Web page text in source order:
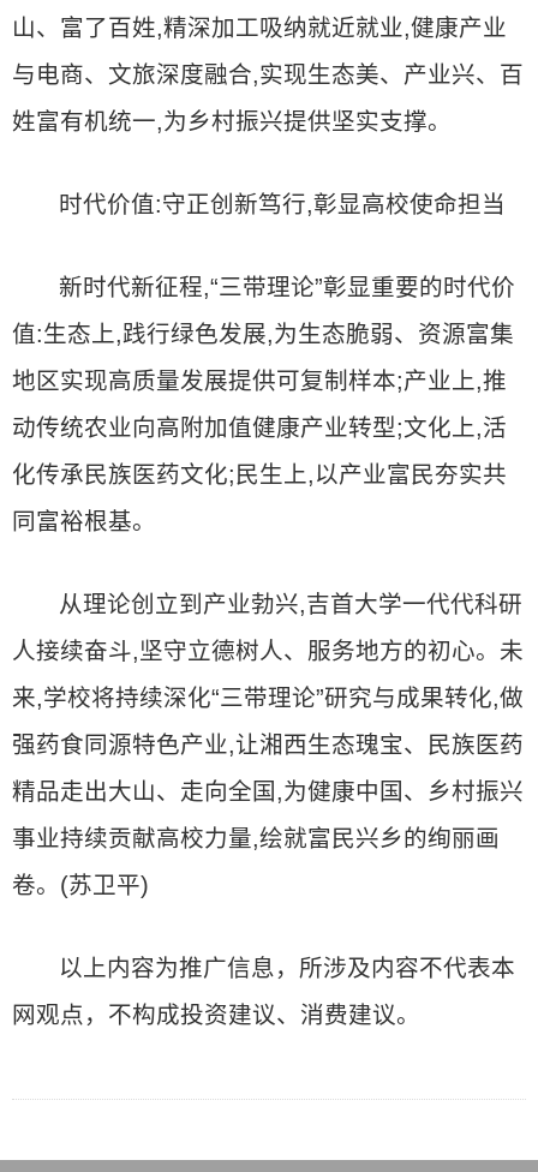
山、富了百姓,精深加工吸纳就近就业,健康产业
与电商、文旅深度融合,实现生态美、产业兴、百
姓富有机统一,为乡村振兴提供坚实支撑。
时代价值:守正创新笃行,彰显高校使命担当
新时代新征程,“三带理论”彰显重要的时代价
值:生态上,践行绿色发展,为生态脆弱、资源富集
地区实现高质量发展提供可复制样本;产业上,推
动传统农业向高附加值健康产业转型;文化上,活
化传承民族医药文化;民生上,以产业富民夯实共
同富裕根基。
从理论创立到产业勃兴,吉首大学一代代科研
人接续奋斗,坚守立德树人、服务地方的初心。未
来,学校将持续深化“三带理论”研究与成果转化,做
强药食同源特色产业,让湘西生态瑰宝、民族医药
精品走出大山、走向全国,为健康中国、乡村振兴
事业持续贡献高校力量,绘就富民兴乡的绚丽画
卷。(苏卫平)
以上内容为推广信息，所涉及内容不代表本
网观点，不构成投资建议、消费建议。